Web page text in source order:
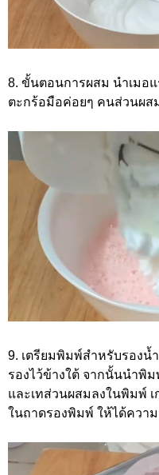
8. ขั้นตอนการผสม นำเมอ
ตะกร้อมือค่อยๆ คนส่วนผส
9. เตรียมพิมพ์สำหรับรองน้
รองไว้ข้างใต้ จากนั้นนำพิ
และเทส่วนผสมลงในพิมพ์
ในถาดรองพิมพ์ ให้ได้ควา